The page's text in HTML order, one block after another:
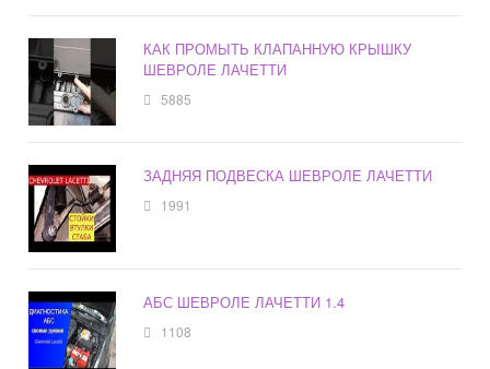
КАК ПРОМЫТЬ КЛАПАННУЮ КРЫШКУ
ШЕВРОЛЕ ЛАЧЕТТИ
5885
ЗАДНЯЯ ПОДВЕСКА ШЕВРОЛЕ ЛАЧЕТТИ
1991
АБС ШЕВРОЛЕ ЛАЧЕТТИ 1.4
1108